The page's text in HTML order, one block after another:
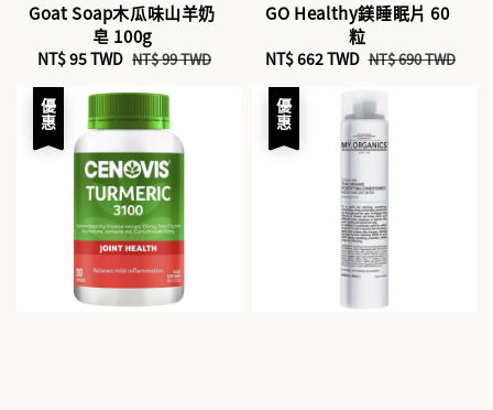
Goat Soap木瓜味山羊奶
皂 100g
Sale
price
NT$ 95 TWD Regular
NT$ 99 TWD
GO Healthy鎂睡眠片 60
粒
Sale
price
NT$ 662 TWD Regular
NT$ 690 TWD
優惠 優惠